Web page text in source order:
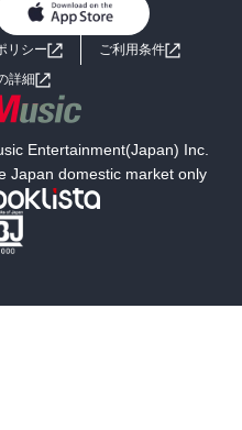
男子向けラノベ
小説
海外小説
SF
文学
お問い合わせ
リシー
ご利用条件
詳細
Entertainment(Japan) Inc.
Japan domestic market only